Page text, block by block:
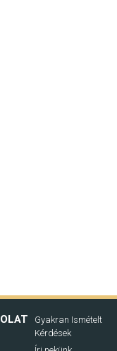
Gyakran Ismételt
Kérdések